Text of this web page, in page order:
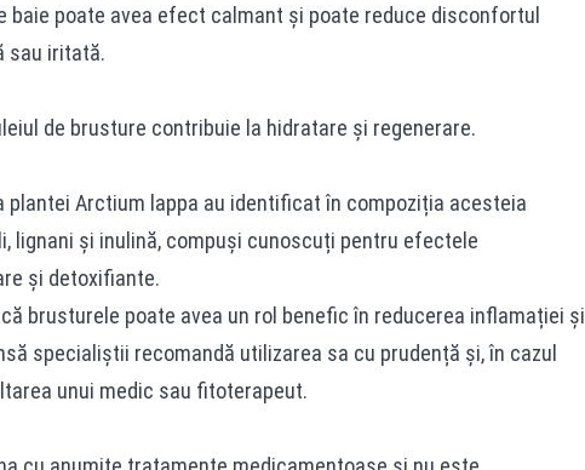
baie poate avea efect calmant și poate reduce disconfortul
sau iritată.
de brusture contribuie la hidratare și regenerare.
plantei Arctium lappa au identificat în compoziția acesteia
lignani și inulină, compuși cunoscuți pentru efectele
și detoxifiante.
brusturele poate avea un rol benefic în reducerea inflamației și
specialiștii recomandă utilizarea sa cu prudență și, în cazul
unui medic sau fitoterapeut.